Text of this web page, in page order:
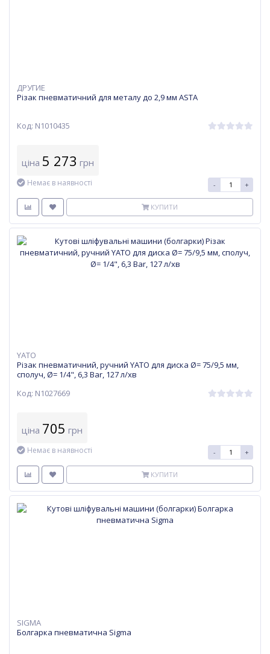
ДРУГИЕ
Різак пневматичний для металу до 2,9 мм ASTA
Код: N1010435
ціна 5 273 грн
Немає в наявності - +
КУПИТИ
YATO
Різак пневматичний, ручний YATO для диска Ø= 75/9,5 мм,
сполуч, Ø= 1/4", 6,3 Bar, 127 л/хв
Код: N1027669
ціна 705 грн
Немає в наявності - +
КУПИТИ
SIGMA
Болгарка пневматична Sigma